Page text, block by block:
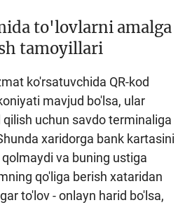
to'lovlarni amalga
tamoyillari
ko'rsatuvchida QR-kod
mavjud bo'lsa, ular
uchun savdo terminaliga
xaridorga bank kartasini
va buning ustiga
qo'liga berish xataridan
to'lov - onlayn harid bo'lsa,